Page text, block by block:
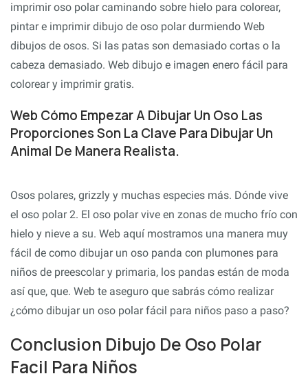
imprimir oso polar caminando sobre hielo para colorear,
pintar e imprimir dibujo de oso polar durmiendo Web
dibujos de osos. Si las patas son demasiado cortas o la
cabeza demasiado. Web dibujo e imagen enero fácil para
colorear y imprimir gratis.
Web Cómo Empezar A Dibujar Un Oso Las
Proporciones Son La Clave Para Dibujar Un
Animal De Manera Realista.
Osos polares, grizzly y muchas especies más. Dónde vive
el oso polar 2. El oso polar vive en zonas de mucho frío con
hielo y nieve a su. Web aquí mostramos una manera muy
fácil de como dibujar un oso panda con plumones para
niños de preescolar y primaria, los pandas están de moda
así que, que. Web te aseguro que sabrás cómo realizar
¿cómo dibujar un oso polar fácil para niños paso a paso?
Conclusion Dibujo De Oso Polar
Facil Para Niños